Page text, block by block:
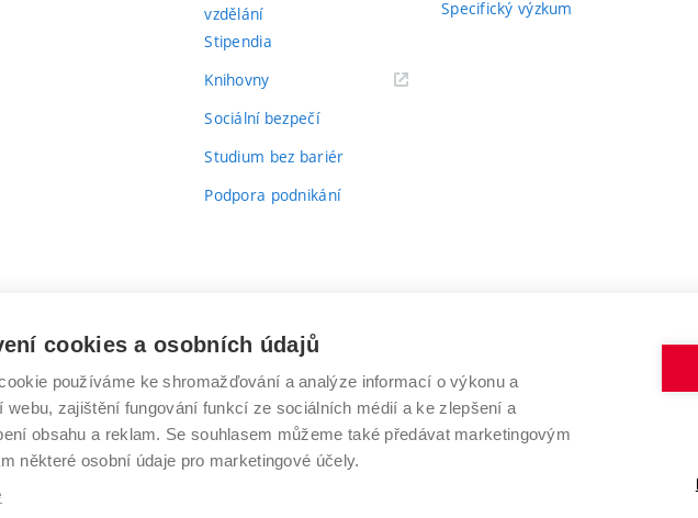
vzdělání
Stipendia
Knihovny(externí
Sociální bezpečí
Studium bez bariér
Podpora podnikání
Specifický výzkum
Vysoké
učení
technické
v
VYSOKÉ UČENÍ TECHNICKÉ V BRNĚ
Antonínská 548/1
602 00 Brno
www.vut.cz
cookies a osobních údajů
používáme ke shromažďování a analýze informací o výkonu a
webu, zajištění fungování funkcí ze sociálních médií a ke zlepšení a
obsahu a reklam. Se souhlasem můžeme také předávat marketingovým
některé osobní údaje pro marketingové účely.